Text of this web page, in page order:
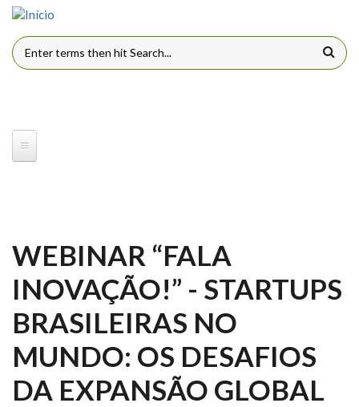
Pular para o conteúdo principal
FORMULÁRIO DE BUSCA
WEBINAR “FALA
INOVAÇÃO!” - STARTUPS
BRASILEIRAS NO
MUNDO: OS DESAFIOS
DA EXPANSÃO GLOBAL